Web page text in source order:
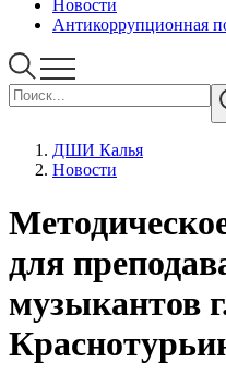
Новости
Антикоррупционная
ДШИ Калья
Новости
для
музыкантов